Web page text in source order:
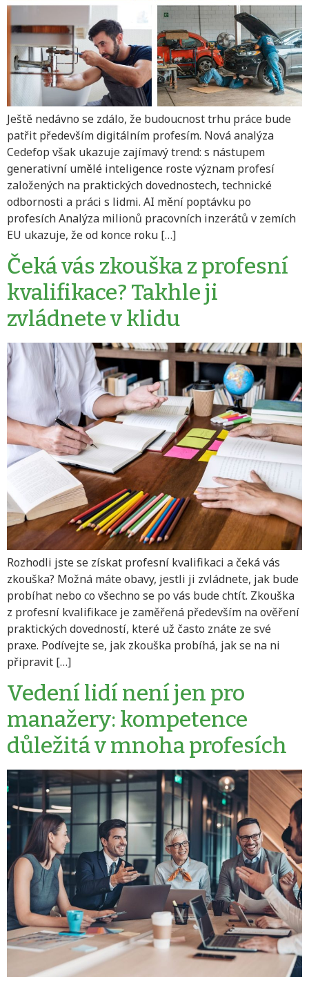
Ještě nedávno se zdálo, že budoucnost trhu práce bude
patřit především digitálním profesím. Nová analýza
Cedefop však ukazuje zajímavý trend: s nástupem
generativní umělé inteligence roste význam profesí
založených na praktických dovednostech, technické
odbornosti a práci s lidmi. AI mění poptávku po
profesích Analýza milionů pracovních inzerátů v zemích
EU ukazuje, že od konce roku […]
Čeká vás zkouška z profesní
kvalifikace? Takhle ji
zvládnete v klidu
Rozhodli jste se získat profesní kvalifikaci a čeká vás
zkouška? Možná máte obavy, jestli ji zvládnete, jak bude
probíhat nebo co všechno se po vás bude chtít. Zkouška
z profesní kvalifikace je zaměřená především na ověření
praktických dovedností, které už často znáte ze své
praxe. Podívejte se, jak zkouška probíhá, jak se na ni
připravit […]
Vedení lidí není jen pro
manažery: kompetence
důležitá v mnoha profesích